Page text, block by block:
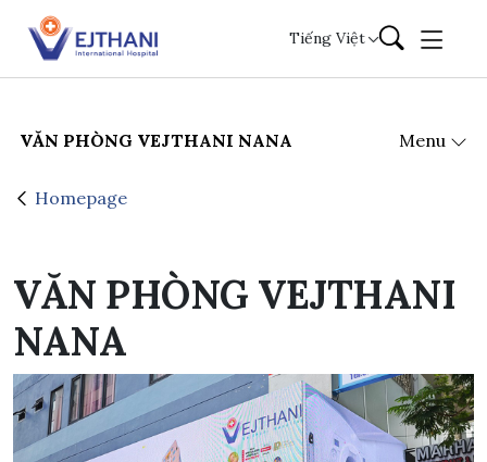
Skip to content
Tiếng Việt
VĂN PHÒNG VEJTHANI NANA Menu
Homepage
VĂN PHÒNG VEJTHANI
NANA